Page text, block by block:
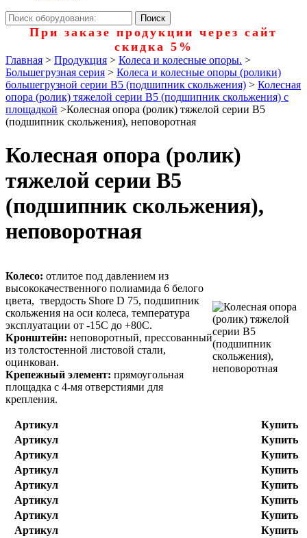
При заказе продукции через сайт
скидка 5%
Главная > Продукция > Колеса и колесные опоры. >
Большегрузная серия > Колеса и колесные опоры (ролики)
большегрузной серии В5 (подшипник скольжения) > Колесная
опора (ролик) тяжелой серии B5 (подшипник скольжения) с
площадкой >Колесная опора (ролик) тяжелой серии B5
(подшипник скольжения), неповоротная
Колесная опора (ролик)
тяжелой серии B5
(подшипник скольжения),
неповоротная
Колесо: отлитое под давлением из
высококачественного полиамида 6 белого
цвета, твердость Shore D 75, подшипник
скольжения на оси колеса, температура
эксплуатации от -15С до +80С.
Кронштейн: неповоротный, прессованный
из толстостенной листовой стали,
оцинкован.
Крепежный элемент: прямоугольная
площадка с 4-мя отверстиями для
крепления.
Артикул
Купить
Артикул
Купить
Артикул
Купить
Артикул
Купить
Артикул
Купить
Артикул
Купить
Артикул
Купить
Артикул
Купить